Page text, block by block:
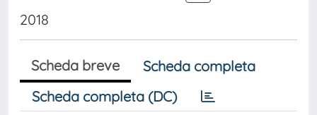
2018
Scheda breve
Scheda completa
Scheda completa (DC)